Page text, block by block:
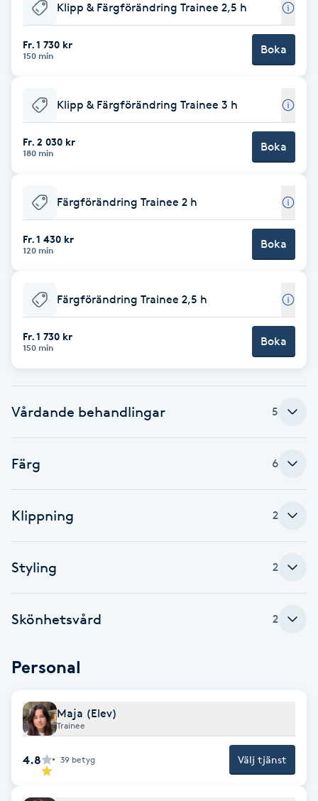
Babylights
Bambumassage
Barber
BIAB
Blowout
Bottenfärg
Brynformning
Brynfärgning
Bröllopsuppsättning
C
Celluliter
Coachning
D
Dermapen
Diamantslipning
Klipp & Färgförändring Trainee 2,5 h
Fr. 1 730 kr
150 min Boka
Klipp & Färgförändring Trainee 3 h
Fr. 2 030 kr
180 min Boka
Färgförändring Trainee 2 h
Fr. 1 430 kr
120 min Boka
Färgförändring Trainee 2,5 h
Fr. 1 730 kr
150 min Boka
Vårdande behandlingar 5
Färg 6
Klippning 2
Styling 2
Skönhetsvård 2
Personal
Maja (Elev)
Trainee
4.8 39 betyg Välj tjänst